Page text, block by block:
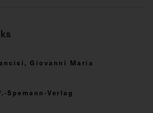
Giovanni Maria
Spemann-Verlag